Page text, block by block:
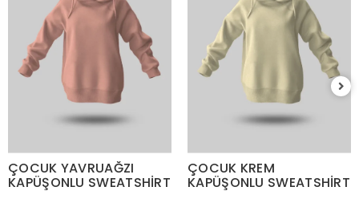
ÇOCUK YAVRUAĞZI
KAPÜŞONLU SWEATSHİRT
ÇOCUK KREM
KAPÜŞONLU SWEATSHİRT